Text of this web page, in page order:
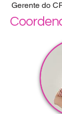
Gerente do